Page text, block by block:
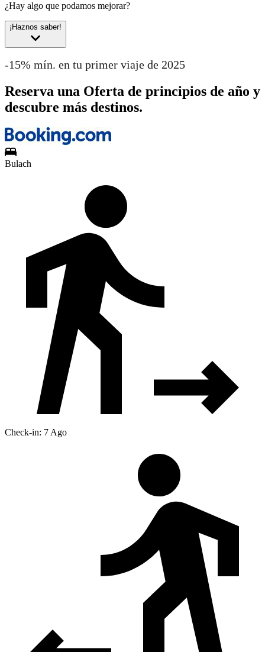
¿Hay algo que podamos mejorar?
¡Haznos saber!
-15% mín. en tu primer viaje de 2025
Reserva una Oferta de principios de año y
descubre más destinos.
Bulach
Check-in: 7 Ago